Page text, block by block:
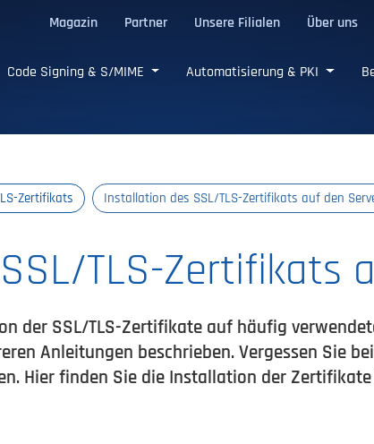
Magazin Partner Unsere Filialen Über uns
Code Signing & S/MIME Automatisierung & PKI
Zertifikats Installation des SSL/TLS-Zertifikats auf den
TLS-Zertifikats
der SSL/TLS-Zertifikate auf häufig
Anleitungen beschrieben. Vergessen Sie
Hier finden Sie die Installation der